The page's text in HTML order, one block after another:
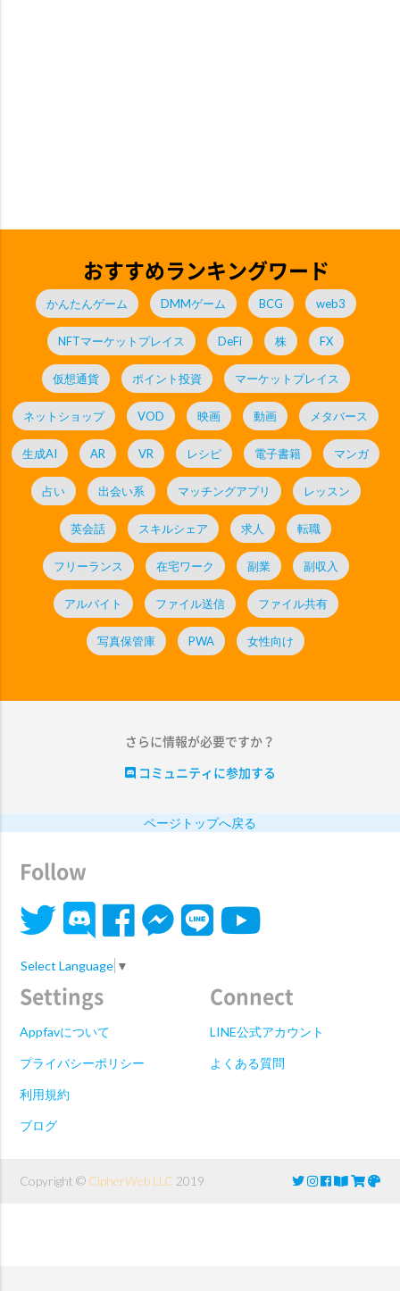
おすすめランキングワード
かんたんゲーム DMMゲーム BCG web3
NFTマーケットプレイス DeFi 株 FX
仮想通貨 ポイント投資 マーケットプレイス
ネットショップ VOD 映画 動画 メタバース
生成AI AR VR レシピ 電子書籍 マンガ
占い 出会い系 マッチングアプリ レッスン
英会話 スキルシェア 求人 転職
フリーランス 在宅ワーク 副業 副収入
アルバイト ファイル送信 ファイル共有
写真保管庫 PWA 女性向け
さらに情報が必要ですか？
コミュニティに参加する
ページトップへ戻る
Follow
Select Language ▼
Settings
Appfavについて
プライバシーポリシー
利用規約
ブログ
Connect
LINE公式アカウント
よくある質問
Copyright © CipherWeb LLC 2019